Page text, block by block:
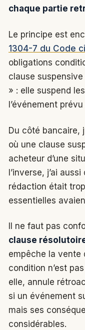
chaque partie
Le principe est
1304-7 du Code
obligations
clause
» : elle suspend
l’événement
Du côté bancaire,
où une clause
acheteur d’une
l’inverse, j’ai
rédaction était
essentielles
Il ne faut pas
clause
empêche la vente
condition n’est
elle, annule
si un événement
mais ses
considérables.